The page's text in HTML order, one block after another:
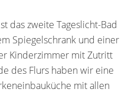
das zweite Tageslicht-Bad
Spiegelschrank und einer
Kinderzimmer mit Zutritt
des Flurs haben wir eine
mit allen